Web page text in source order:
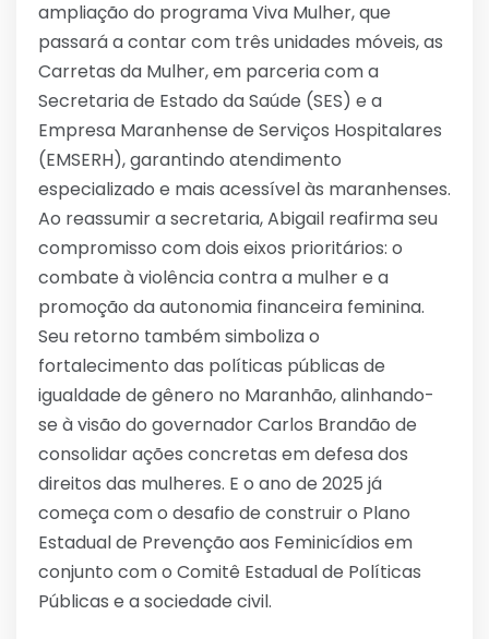
ampliação do programa Viva Mulher, que
passará a contar com três unidades móveis, as
Carretas da Mulher, em parceria com a
Secretaria de Estado da Saúde (SES) e a
Empresa Maranhense de Serviços Hospitalares
(EMSERH), garantindo atendimento
especializado e mais acessível às maranhenses.
Ao reassumir a secretaria, Abigail reafirma seu
compromisso com dois eixos prioritários: o
combate à violência contra a mulher e a
promoção da autonomia financeira feminina.
Seu retorno também simboliza o
fortalecimento das políticas públicas de
igualdade de gênero no Maranhão, alinhando-
se à visão do governador Carlos Brandão de
consolidar ações concretas em defesa dos
direitos das mulheres. E o ano de 2025 já
começa com o desafio de construir o Plano
Estadual de Prevenção aos Feminicídios em
conjunto com o Comitê Estadual de Políticas
Públicas e a sociedade civil.